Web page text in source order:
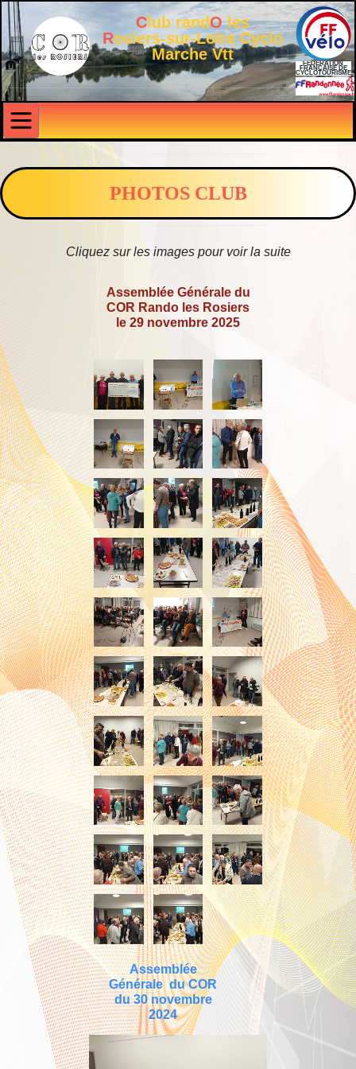
Club randOles
Rosiers-sur-Loire Cyclo
Marche Vtt
FÉDÉRATION
FRANÇAISE DE
CYCLOTOURISME
PHOTOS CLUB
Cliquez sur les images pour voir la suite
Assemblée Générale du
COR Rando les Rosiers
le 29 novembre 2025
Assemblée
Générale du COR
du 30 novembre
2024